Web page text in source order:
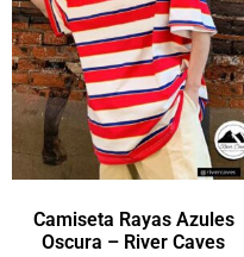
Camiseta Rayas Azules
Oscura – River Caves